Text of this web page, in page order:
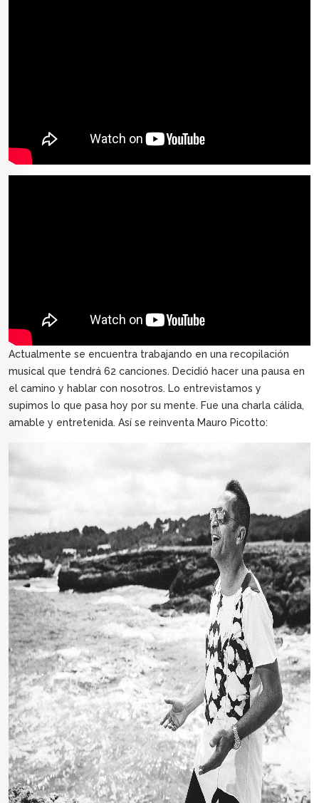
Actualmente se encuentra trabajando en una recopilación
musical que tendrá 62 canciones. Decidió hacer una pausa en
el camino y hablar con nosotros. Lo entrevistamos y
supimos lo que pasa hoy por su mente. Fue una charla cálida,
amable y entretenida. Así se reinventa Mauro Picotto: